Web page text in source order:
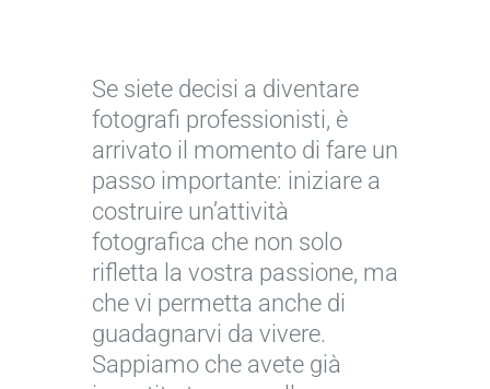
Se siete decisi a diventare
fotografi professionisti, è
arrivato il momento di fare un
passo importante: iniziare a
costruire un’attività
fotografica che non solo
rifletta la vostra passione, ma
che vi permetta anche di
guadagnarvi da vivere.
Sappiamo che avete già